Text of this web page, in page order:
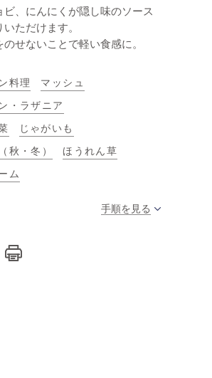
、にんにくが隠し味のソース
ただけます。
せないことで軽い食感に。
料理
マッシュ
・ラザニア
じゃがいも
秋・冬）
ほうれん草
ム
手順を見る